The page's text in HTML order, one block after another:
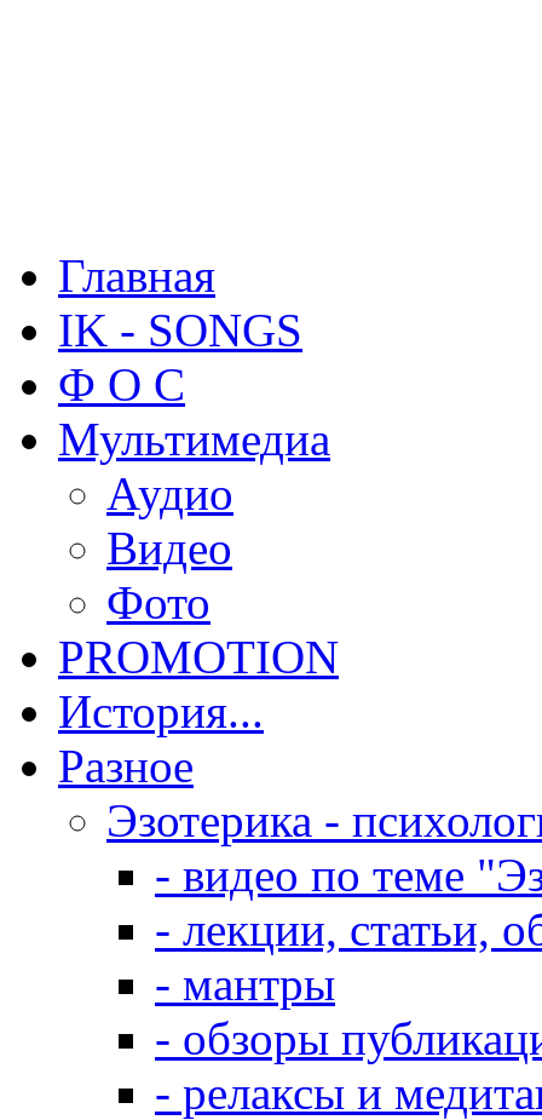
Главная
IK - SONGS
Ф О С
Мультимедиа
Аудио
Видео
Фото
PROMOTION
История...
Разное
Эзотерика -
- видео по теме
- лекции, статьи,
- мантры
- обзоры
- релаксы и